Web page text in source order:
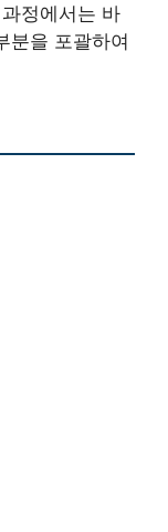
정에서는 바
분을 포괄하여